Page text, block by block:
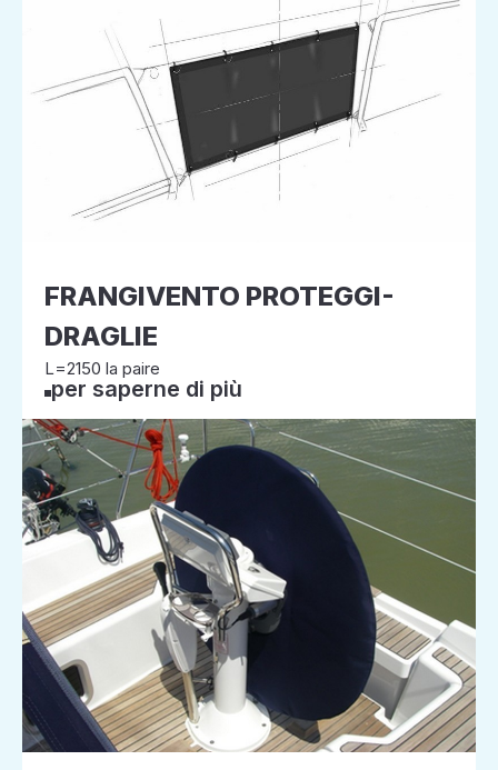
FRANGIVENTO PROTEGGI-
DRAGLIE
L=2150 la paire
per saperne di più